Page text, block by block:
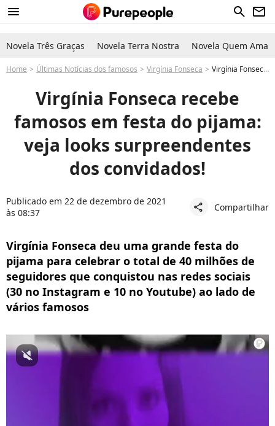
menu search newsletter
Novela Três Graças Novela Terra Nostra Novela Quem Ama
Home Últimas Notícias dos famosos Virgínia Fonseca Virgínia Fonseca recebe famosos em festa por marco de seguidores
Virgínia Fonseca recebe
famosos em festa do pijama:
veja looks surpreendentes
dos convidados!
Publicado em 22 de dezembro de 2021
às 08:37
share Compartilhar
Virgínia Fonseca deu uma grande festa do
pijama para celebrar o total de 40 milhões de
seguidores que conquistou nas redes sociais
(30 no Instagram e 10 no Youtube) ao lado de
vários famosos